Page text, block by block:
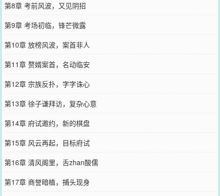
第8章 考前风波，又见阴招
第9章 考场初临，锋芒微露
第10章 放榜风波，案首非人
第11章 赘婿案首，名动临安
第12章 宗族反扑，字字诛心
第13章 徐子谦拜访，复杂心意
第14章 府试邀约，新的棋盘
第15章 风云再起，目标府试
第16章 清风阁里，舌zhan酸儒
第17章 商誉暗植，捕头现身